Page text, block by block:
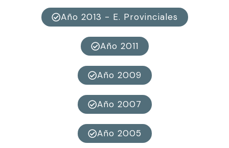
Año 2013 - E. Provinciales
Año 2011
Año 2009
Año 2007
Año 2005